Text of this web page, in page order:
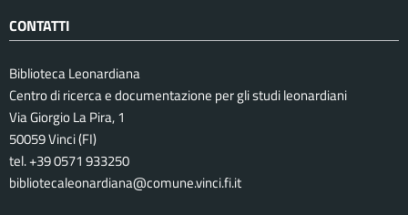
CONTATTI
Biblioteca Leonardiana
Centro di ricerca e documentazione per gli studi leonardiani
Via Giorgio La Pira, 1
50059 Vinci (FI)
tel. +39 0571 933250
bibliotecaleonardiana@comune.vinci.fi.it